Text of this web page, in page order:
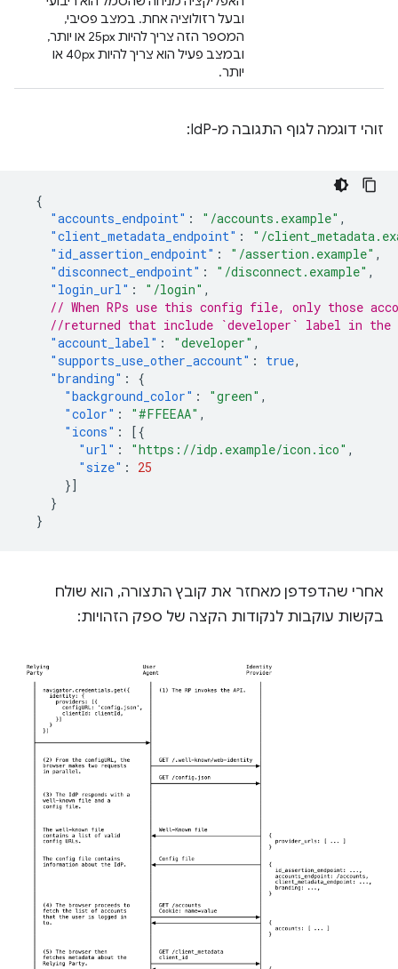
ובעל רזולוציה אחת. במצב פסיבי,
המספר הזה צריך להיות 25px או יותר,
ובמצב פעיל הוא צריך להיות 40px או
יותר.
זוהי דוגמה לגוף התגובה מ-IdP:
{
"accounts_endpoint" : "/accounts.example" ,
"client_metadata_endpoint" :
"/
"id_assertion_endpoint" : "/assertion.example" ,
"disconnect_endpoint" : "/disconnect.example" ,
"login_url" : "/login" ,
// When RPs use this config file, only those
//returned that include `developer` label in the
"account_label" : "developer" ,
"supports_use_other_account" : true,
"branding" :
{
"background_color" : "green" ,
"color" : "#FFEEAA" ,
"icons" :
[{
"url" : "https://idp.example/icon.ico" ,
"size" :
25
}]
}
}
אחרי שהדפדפן מאחזר את קובץ התצורה, הוא שולח
בקשות עוקבות לנקודות הקצה של ספק הזהויות: